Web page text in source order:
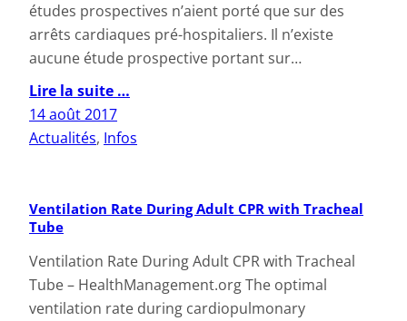
études prospectives n’aient porté que sur des
arrêts cardiaques pré-hospitaliers. Il n’existe
aucune étude prospective portant sur…
Lire la suite …
14 août 2017
Actualités, Infos
Ventilation Rate During Adult CPR with Tracheal
Tube
Ventilation Rate During Adult CPR with Tracheal
Tube – HealthManagement.org The optimal
ventilation rate during cardiopulmonary